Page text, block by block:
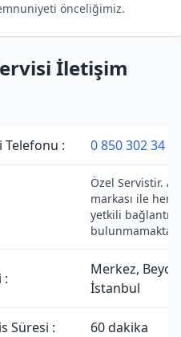
önceliğimiz.
İletişim
Telefonu : 0 850 302 34
Özel Servistir.
markası ile
yetkili bağlantısı
:
Merkez,
İstanbul
Süresi : 60 dakika